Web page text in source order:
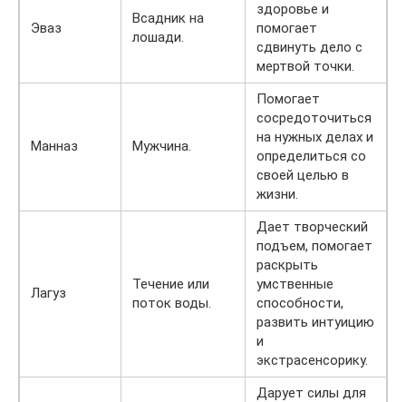
Эваз
Всадник на
лошади.
здоровье и
помогает
сдвинуть дело с
мертвой точки.
Манназ Мужчина.
Помогает
сосредоточиться
на нужных делах и
определиться со
своей целью в
жизни.
Лагуз
Течение или
поток воды.
Дает творческий
подъем, помогает
раскрыть
умственные
способности,
развить интуицию
и
экстрасенсорику.
Дарует силы для